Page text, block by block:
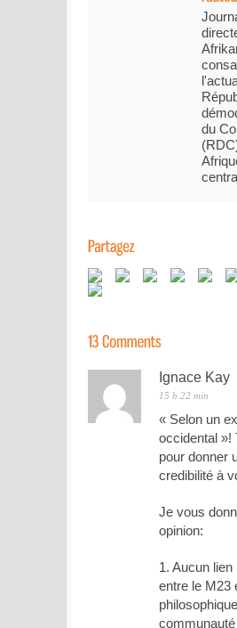
du
Ignace Kay
15 h 22 min
« Selon un
occidental »!
pour donner
credibilité à
Je vous
opinion:
1. Aucun
entre le M23
communauté